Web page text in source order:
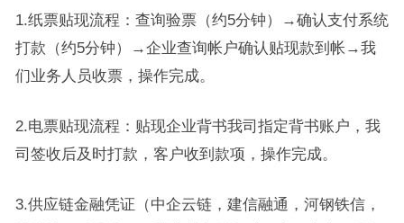
1.纸票贴现流程：查询验票（约5分钟）→确认支付系统
打款（约5分钟）→企业查询帐户确认贴现款到帐→我
们业务人员收票，操作完成。
2.电票贴现流程：贴现企业背书我司指定背书账户，我
司签收后及时打款，客户收到款项，操作完成。
3.供应链金融凭证（中企云链，建信融通，河钢铁信，